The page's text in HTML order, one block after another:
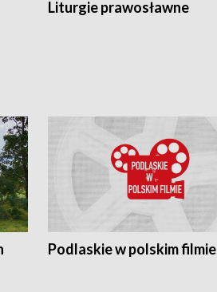
Liturgie prawosławne
Podlaskie w polskim filmie